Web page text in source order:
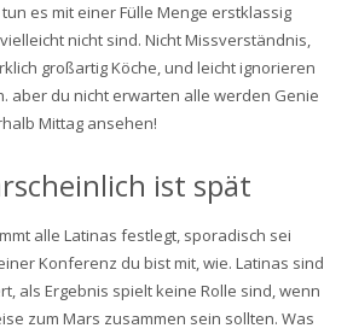
es mit einer Fülle Menge erstklassig
nicht sind. Nicht Missverständnis,
großartig Köche, und leicht ignorieren
aber du nicht erwarten alle werden Genie
Mittag ansehen!
ist spät
alle Latinas festlegt, sporadisch sei
Konferenz du bist mit, wie. Latinas sind
als Ergebnis spielt keine Rolle sind, wenn
zum Mars zusammen sein sollten. Was